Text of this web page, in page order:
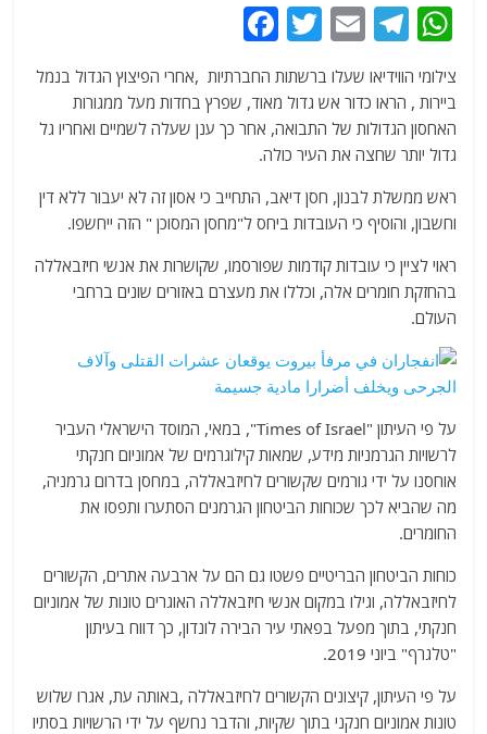
W
at
s
A
p
p
T
e
g
ra
m
E
ai
l
T
itt
er
c
e
o
o
k
צילומי הווידיאו שעלו ברשתות החברתיות ,אחרי הפיצוץ הגדול בנמל
ביירות , הראו כדור אש גדול מאוד, שפרץ בחדות מעל ממגורות
האחסון הגדולות של התבואה, אחר כך ענן שעלה לשמיים ואחריו גל
גדול יותר שחצה את העיר כולה.
ראש ממשלת לבנון, חסן דיאב, התחייב כי אסון זה לא יעבור ללא דין
וחשבון, והוסיף כי העובדות ביחס ל"מחסן המסוכן " הזה ייחשפו.
ראוי לציין כי עובדות קודמות שפורסמו, שקושרות את אנשי חיזבאללה
בהחזקת חומרים אלה, וכללו את מעצרם באזורים שונים ברחבי
העולם.
על פי העיתון "Times of Israel", במאי, המוסד הישראלי העביר
לרשויות הגרמניות מידע, שמאות קילוגרמים של אמוניום חנקתי
אוחסנו על ידי גורמים שקשורים לחיזבאללה, במחסן בדרום גרמניה,
מה שהביא לכך שכוחות הביטחון הגרמנים הסתערו ותפסו את
החומרים.
כוחות הביטחון הבריטיים פשטו גם הם על ארבעה אתרים, הקשורים
לחיזבאללה, וגילו במקום אנשי חיזבאללה האוגרים טונות של אמוניום
חנקתי, בתוך מפעל בפאתי עיר הבירה לונדון, כך דווח בעיתון
"טלגרף" ביוני 2019.
על פי העיתון, קיצונים הקשורים לחיזבאללה ,באותה עת, אגרו שלוש
טונות אמוניום חנקני בתוך שקיות, והדבר נחשף על ידי הרשויות בסתיו